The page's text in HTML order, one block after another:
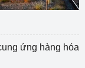
ứng hàng hóa